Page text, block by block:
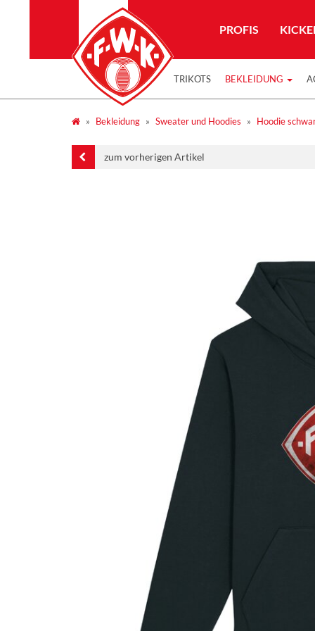
PROFIS
TRIKOTS BEKLEIDUNG
Bekleidung Sweater und Hoodies Hoodie
zum vorherigen Artikel